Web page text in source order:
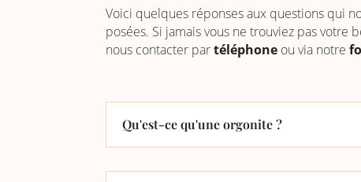
Voici quelques réponses aux questions qui
posées. Si jamais vous ne trouviez pas votre
nous contacter partéléphone ou via notre
Qu'est-ce qu'une orgonite ?